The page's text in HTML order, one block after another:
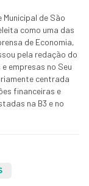
de São
como uma das
de Economia,
pela redação do
empresas no Seu
centrada
financeiras e
na B3 e no